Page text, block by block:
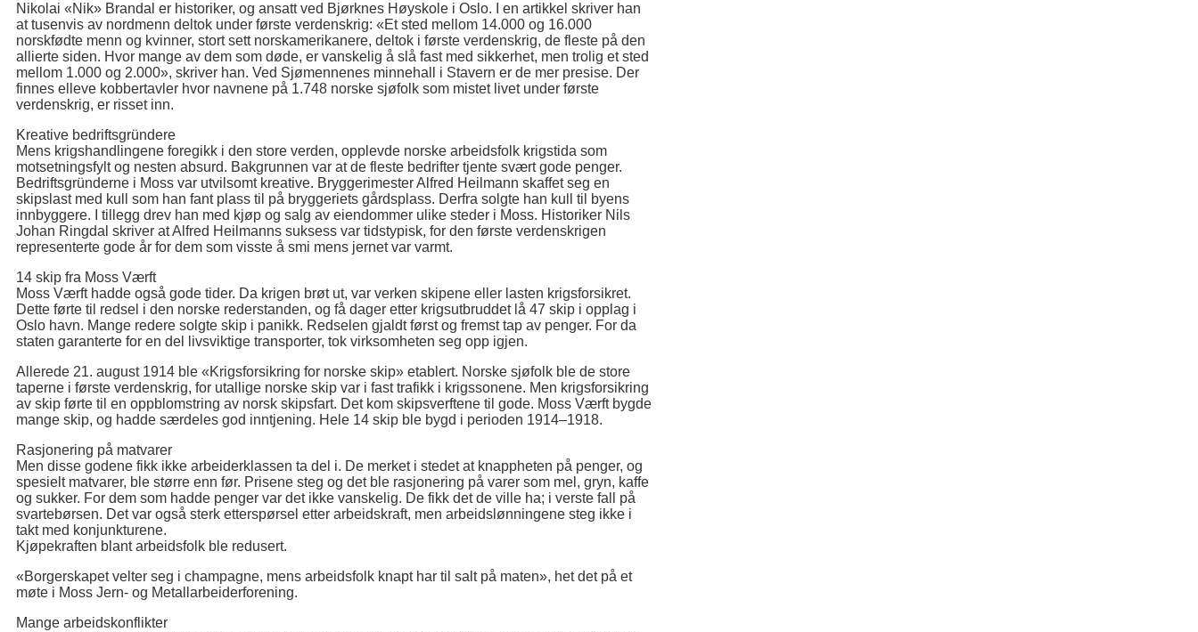
Nikolai «Nik» Brandal er historiker, og ansatt ved Bjørknes Høyskole i Oslo. I en artikkel skriver han
at tusenvis av nordmenn deltok under første verdenskrig: «Et sted mellom 14.000 og 16.000
norskfødte menn og kvinner, stort sett norskamerikanere, deltok i første verdenskrig, de fleste på den
allierte siden. Hvor mange av dem som døde, er vanskelig å slå fast med sikkerhet, men trolig et sted
mellom 1.000 og 2.000», skriver han. Ved Sjømennenes minnehall i Stavern er de mer presise. Der
finnes elleve kobbertavler hvor navnene på 1.748 norske sjøfolk som mistet livet under første
verdenskrig, er risset inn.
Kreative bedriftsgründere
Mens krigshandlingene foregikk i den store verden, opplevde norske arbeidsfolk krigstida som
motsetningsfylt og nesten absurd. Bakgrunnen var at de fleste bedrifter tjente svært gode penger.
Bedriftsgründerne i Moss var utvilsomt kreative. Bryggerimester Alfred Heilmann skaffet seg en
skipslast med kull som han fant plass til på bryggeriets gårdsplass. Derfra solgte han kull til byens
innbyggere. I tillegg drev han med kjøp og salg av eiendommer ulike steder i Moss. Historiker Nils
Johan Ringdal skriver at Alfred Heilmanns suksess var tidstypisk, for den første verdenskrigen
representerte gode år for dem som visste å smi mens jernet var varmt.
14 skip fra Moss Værft
Moss Værft hadde også gode tider. Da krigen brøt ut, var verken skipene eller lasten krigsforsikret.
Dette førte til redsel i den norske rederstanden, og få dager etter krigsutbruddet lå 47 skip i opplag i
Oslo havn. Mange redere solgte skip i panikk. Redselen gjaldt først og fremst tap av penger. For da
staten garanterte for en del livsviktige transporter, tok virksomheten seg opp igjen.
Allerede 21. august 1914 ble «Krigsforsikring for norske skip» etablert. Norske sjøfolk ble de store
taperne i første verdenskrig, for utallige norske skip var i fast trafikk i krigssonene. Men krigsforsikring
av skip førte til en oppblomstring av norsk skipsfart. Det kom skipsverftene til gode. Moss Værft bygde
mange skip, og hadde særdeles god inntjening. Hele 14 skip ble bygd i perioden 1914–1918.
Rasjonering på matvarer
Men disse godene fikk ikke arbeiderklassen ta del i. De merket i stedet at knappheten på penger, og
spesielt matvarer, ble større enn før. Prisene steg og det ble rasjonering på varer som mel, gryn, kaffe
og sukker. For dem som hadde penger var det ikke vanskelig. De fikk det de ville ha; i verste fall på
svartebørsen. Det var også sterk etterspørsel etter arbeidskraft, men arbeidslønningene steg ikke i
takt med konjunkturene.
Kjøpekraften blant arbeidsfolk ble redusert.
«Borgerskapet velter seg i champagne, mens arbeidsfolk knapt har til salt på maten», het det på et
møte i Moss Jern- og Metallarbeiderforening.
Mange arbeidskonflikter